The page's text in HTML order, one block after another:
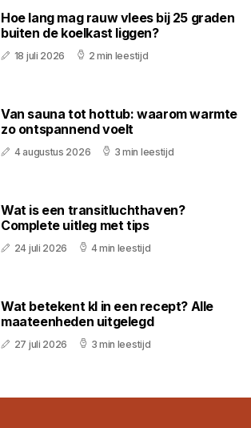
Hoe lang mag rauw vlees bij 25 graden
buiten de koelkast liggen?
18 juli 2026 2 min leestijd
Van sauna tot hottub: waarom warmte
zo ontspannend voelt
4 augustus 2026 3 min leestijd
Wat is een transitluchthaven?
Complete uitleg met tips
24 juli 2026 4 min leestijd
Wat betekent kl in een recept? Alle
maateenheden uitgelegd
27 juli 2026 3 min leestijd